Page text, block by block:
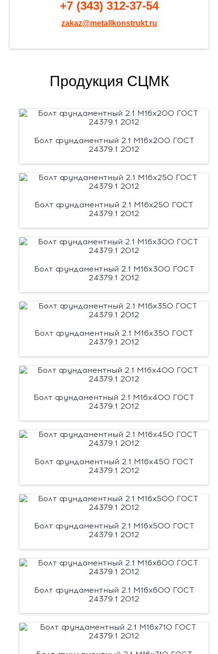
+7 (343) 312-37-54
zakaz@metallkonstrukt.ru
Продукция СЦМК
Болт фундаментный 2.1 М16х200 ГОСТ
24379.1 2012
Болт фундаментный 2.1 М16х250 ГОСТ
24379.1 2012
Болт фундаментный 2.1 М16х300 ГОСТ
24379.1 2012
Болт фундаментный 2.1 М16х350 ГОСТ
24379.1 2012
Болт фундаментный 2.1 М16х400 ГОСТ
24379.1 2012
Болт фундаментный 2.1 М16х450 ГОСТ
24379.1 2012
Болт фундаментный 2.1 М16х500 ГОСТ
24379.1 2012
Болт фундаментный 2.1 М16х600 ГОСТ
24379.1 2012